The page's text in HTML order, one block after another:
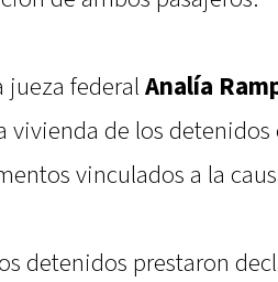
jueza federalAnalía
vivienda de los detenidos
vinculados a la
detenidos prestaron